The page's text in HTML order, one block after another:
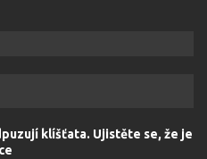
klíšťata. Ujistěte se, že je